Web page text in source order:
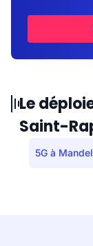
Le
Saint-
5G à